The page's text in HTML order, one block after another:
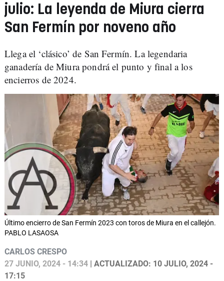
julio: La leyenda de Miura cierra
San Fermín por noveno año
Llega el ‘clásico’ de San Fermín. La legendaria
ganadería de Miura pondrá el punto y final a los
encierros de 2024.
Último encierro de San Fermín 2023 con toros de Miura en el callejón.
PABLO LASAOSA
CARLOS CRESPO
27 JUNIO, 2024 - 14:34 | ACTUALIZADO: 10 JULIO, 2024 -
17:15